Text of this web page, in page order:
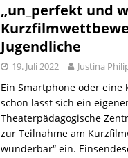
„un_perfekt und
Jugendliche
19. Juli 2022 Justina
Ein Smartphone oder eine
schon lässt sich ein
Theaterpädagogische
zur Teilnahme am
wunderbar“ ein.